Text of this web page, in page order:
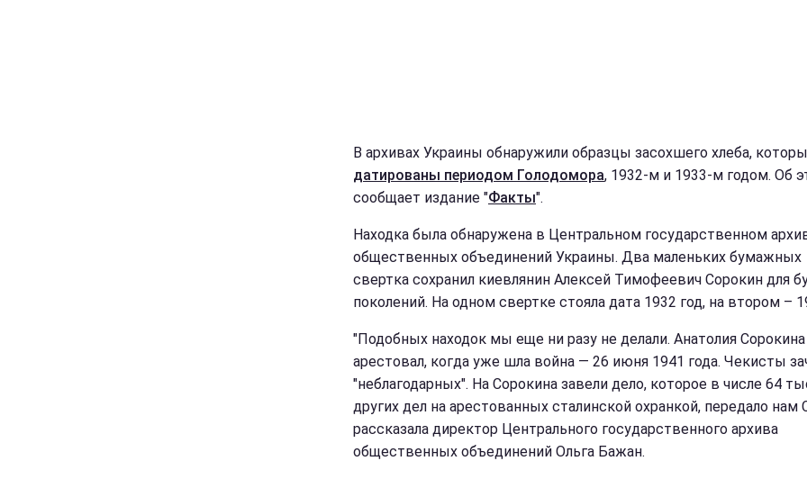
В архивах Украины обнаружили образцы засохшего хлеба,
датированы периодом Голодомора, 1932-м и 1933-м годом. Об
сообщает издание "Факты".
Находка была обнаружена в Центральном государственном
общественных объединений Украины. Два маленьких бумажных
свертка сохранил киевлянин Алексей Тимофеевич Сорокин для
поколений. На одном свертке стояла дата 1932 год, на втором –
"Подобных находок мы еще ни разу не делали. Анатолия
арестовал, когда уже шла война — 26 июня 1941 года. Чекисты
"неблагодарных". На Сорокина завели дело, которое в числе 64
других дел на арестованных сталинской охранкой, передало нам
рассказала директор Центрального государственного архива
общественных объединений Ольга Бажан.